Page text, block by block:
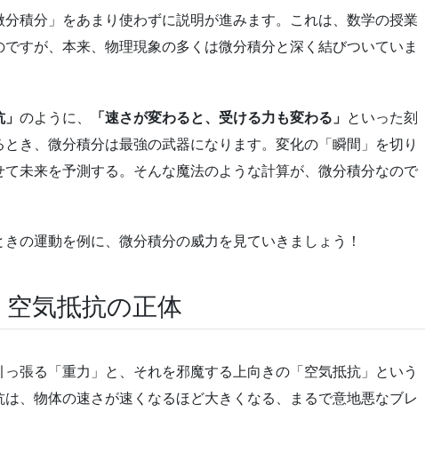
積分」をあまり使わずに説明が進みます。これは、数学の授業
すが、本来、物理現象の多くは微分積分と深く結びついていま
のように、 「速さが変わると、受ける力も変わる」 といった刻
き、微分積分は最強の武器になります。変化の「瞬間」を切り
未来を予測する。そんな魔法のような計算が、微分積分なので
の運動を例に、微分積分の威力を見ていきましょう！
気抵抗の正体
張る「重力」と、それを邪魔する上向きの「空気抵抗」という
、物体の速さが速くなるほど大きくなる、まるで意地悪なブレ